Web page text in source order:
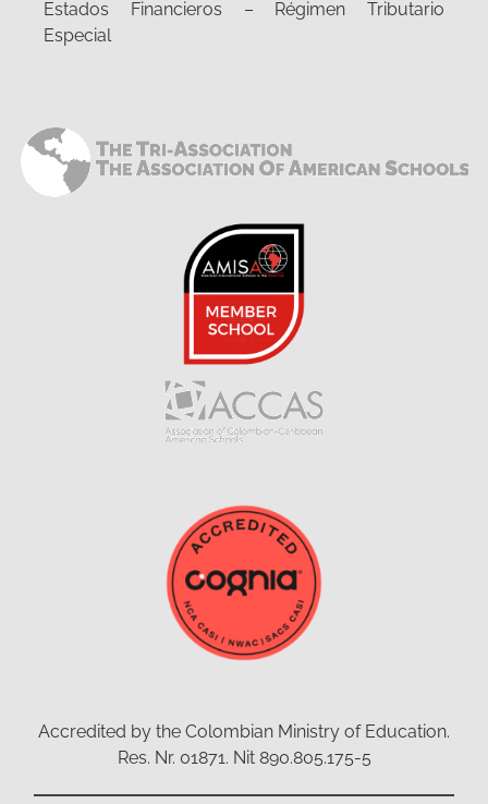
Estados Financieros – Régimen Tributario
Especial
Accredited by the Colombian Ministry of Education.
Res. Nr. 01871. Nit 890.805.175-5